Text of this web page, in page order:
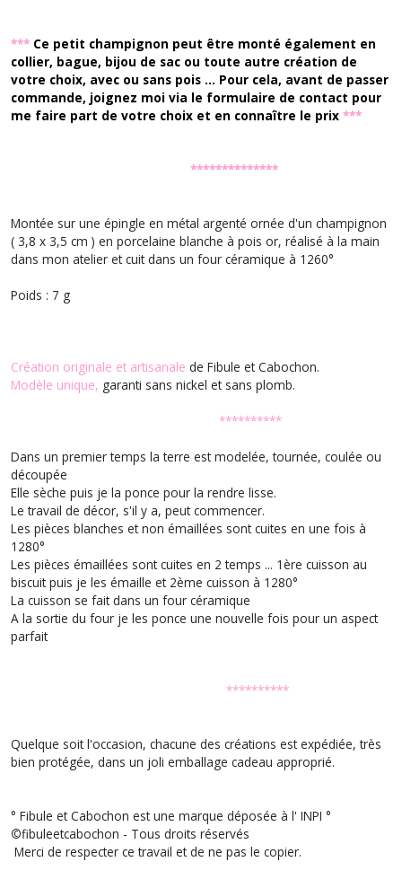
*** Ce petit champignon peut être monté également en
collier, bague, bijou de sac ou toute autre création de
votre choix, avec ou sans pois ... Pour cela, avant de passer
commande, joignez moi via le formulaire de contact pour
me faire part de votre choix et en connaître le prix ***
**************
Montée sur une épingle en métal argenté ornée d'un champignon
( 3,8 x 3,5 cm ) en porcelaine blanche à pois or, réalisé à la main
dans mon atelier et cuit dans un four céramique à 1260°
Poids : 7 g
Création originale et artisanale de Fibule et Cabochon.
Modèle unique, garanti sans nickel et sans plomb.
**********
Dans un premier temps la terre est modelée, tournée, coulée ou
découpée
Elle sèche puis je la ponce pour la rendre lisse.
Le travail de décor, s'il y a, peut commencer.
Les pièces blanches et non émaillées sont cuites en une fois à
1280°
Les pièces émaillées sont cuites en 2 temps ... 1ère cuisson au
biscuit puis je les émaille et 2ème cuisson à 1280°
La cuisson se fait dans un four céramique
A la sortie du four je les ponce une nouvelle fois pour un aspect
parfait
**********
Quelque soit l'occasion, chacune des créations est expédiée, très
bien protégée, dans un joli emballage cadeau approprié.
° Fibule et Cabochon est une marque déposée à l' INPI °
©fibuleetcabochon - Tous droits réservés
Merci de respecter ce travail et de ne pas le copier.